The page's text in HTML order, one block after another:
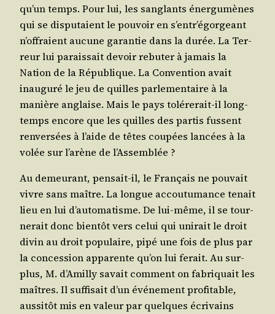
qu’un temps. Pour lui, les san­glants éner­gu­mènes
qui se dis­pu­taient le pou­voir en s’en­tr’é­gor­geant
n’of­fraient aucune garan­tie dans la durée. La Ter­
reur lui parais­sait devoir rebu­ter à jamais la
Nation de la Répu­blique. La Conven­tion avait
inau­gu­ré le jeu de quilles par­le­men­taire à la
manière anglaise. Mais le pays tolé­re­rait-il long­
temps encore que les quilles des par­tis fussent
ren­ver­sées à l’aide de têtes cou­pées lan­cées à la
volée sur l’a­rène de l’Assemblée ?
Au demeu­rant, pen­sait-il, le Fran­çais ne pou­vait
vivre sans maître. La longue accou­tu­mance tenait
lieu en lui d’au­to­ma­tisme. De lui-même, il se tour­
ne­rait donc bien­tôt vers celui qui uni­rait le droit
divin au droit popu­laire, pipé une fois de plus par
la conces­sion appa­rente qu’on lui ferait. Au sur­
plus, M. d’A­mil­ly savait com­ment on fabri­quait les
maîtres. Il suf­fi­sait d’un évé­ne­ment pro­fi­table,
aus­si­tôt mis en valeur par quelques écri­vains